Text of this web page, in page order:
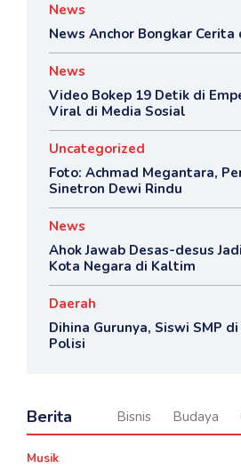
News
News Anchor Bongkar Cerita
News
Video Bokep 19 Detik di
Viral di Media Sosial
Uncategorized
Foto: Achmad Megantara,
Sinetron Dewi Rindu
News
Ahok Jawab Desas-desus
Kota Negara di Kaltim
Daerah
Dihina Gurunya, Siswi SMP
Polisi
Berita Bisnis Budaya
Musik